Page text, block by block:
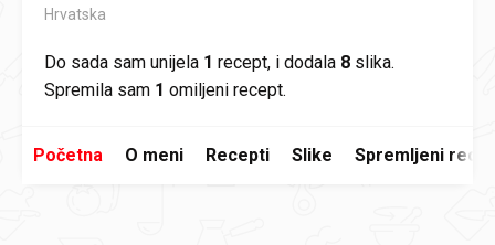
Hrvatska
Do sada sam unijela 1 recept, i dodala 8 slika.
Spremila sam 1 omiljeni recept.
Početna O meni Recepti Slike Spremljeni